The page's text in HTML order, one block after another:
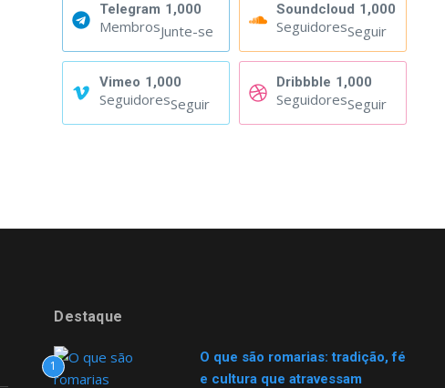
Telegram 1,000
MembrosJunte-se
Soundcloud 1,000
SeguidoresSeguir
Vimeo 1,000
SeguidoresSeguir
Dribbble 1,000
SeguidoresSeguir
Destaque
1
O que são romarias: tradição, fé
e cultura que atravessam